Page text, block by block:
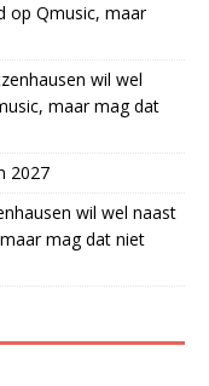
op Qmusic, maar
wil wel
maar mag dat
2027
wil wel naast
mag dat niet